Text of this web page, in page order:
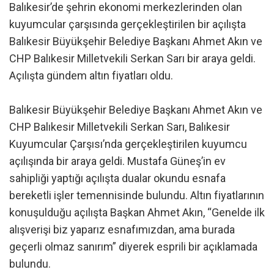
Balıkesir’de şehrin ekonomi merkezlerinden olan
kuyumcular çarşısında gerçekleştirilen bir açılışta
Balıkesir Büyükşehir Belediye Başkanı Ahmet Akın ve
CHP Balıkesir Milletvekili Serkan Sarı bir araya geldi.
Açılışta gündem altın fiyatları oldu.
Balıkesir Büyükşehir Belediye Başkanı Ahmet Akın ve
CHP Balıkesir Milletvekili Serkan Sarı, Balıkesir
Kuyumcular Çarşısı’nda gerçekleştirilen kuyumcu
açılışında bir araya geldi. Mustafa Güneş’in ev
sahipliği yaptığı açılışta dualar okundu esnafa
bereketli işler temennisinde bulundu. Altın fiyatlarının
konuşulduğu açılışta Başkan Ahmet Akın, “Genelde ilk
alışverişi biz yaparız esnafımızdan, ama burada
geçerli olmaz sanırım” diyerek esprili bir açıklamada
bulundu.